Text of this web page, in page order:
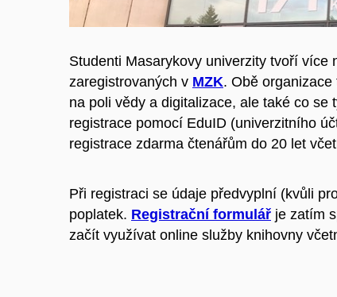
Studenti Masarykovy univerzity tvoří více
zaregistrovaných v MZK. Obě organizace
na poli vědy a digitalizace, ale také co
registrace pomocí EduID (univerzitního
registrace zdarma čtenářům do 20 let
Při registraci se údaje předvyplní (kvůli
poplatek. Registrační formulář je zatím
začít využívat online služby knihovny